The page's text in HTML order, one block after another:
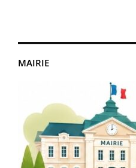
MAIRIE